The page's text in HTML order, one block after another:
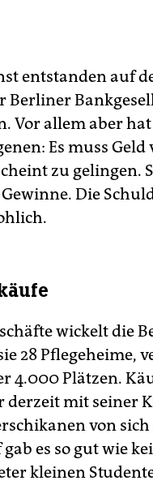
entstanden auf
Berliner
Vor allem aber
Es muss
zu gelingen.
Die
wickelt die
28 Pflegeheime,
4.000 Plätzen.
derzeit mit seiner
von
es so gut wie
kleinen